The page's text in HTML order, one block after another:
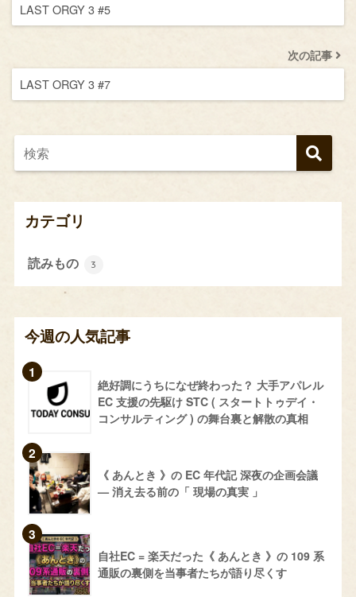
LAST ORGY 3 #5
次の記事
LAST ORGY 3 #7
カテゴリ
読みもの 3
今週の人気記事
絶好調にうちになぜ終わった？ 大手アパレル
EC 支援の先駆け STC ( スタートトゥデイ・
コンサルティング ) の舞台裏と解散の真相
《 あんとき 》の EC 年代記 深夜の企画会議
— 消え去る前の「 現場の真実 」
自社EC = 楽天だった《 あんとき 》の 109 系
通販の裏側を当事者たちが語り尽くす